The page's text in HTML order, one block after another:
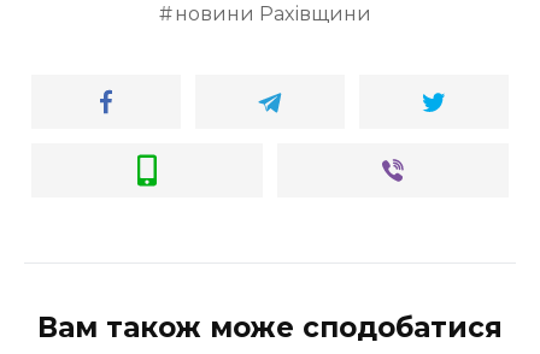
новини Рахівщини
Вам також може сподобатися